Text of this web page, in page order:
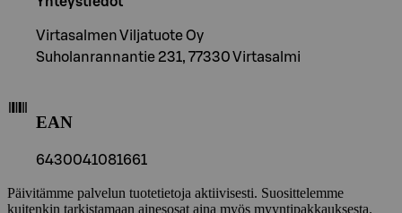
Virtasalmen Viljatuote Oy
Suholanrannantie 231, 77330 Virtasalmi
EAN
6430041081661
Päivitämme palvelun tuotetietoja aktiivisesti. Suosittelemme
kuitenkin tarkistamaan ainesosat aina myös myyntipakkauksesta.